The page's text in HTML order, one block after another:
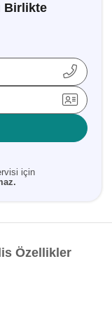
Birlikte
için
Özellikler